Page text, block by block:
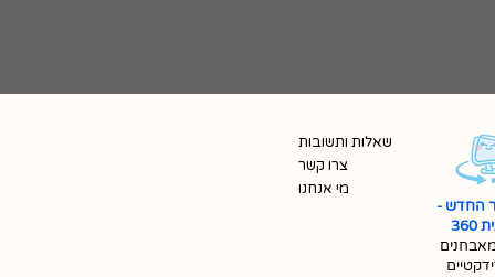
שאלות ותשובות
צרו קשר
מי אנחנו
החדש -